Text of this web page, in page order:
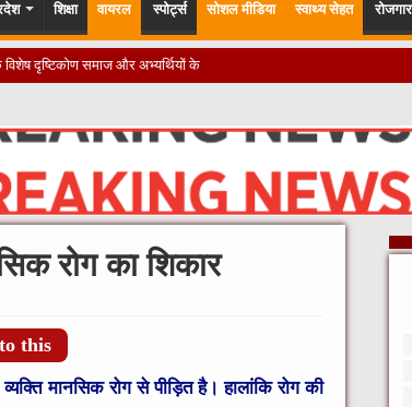
शिक्षा वायरल स्पोर्ट्स सोशल मीडिया स्वाथ्य सेहत रोजगार
रोग का शिकार
this
मानसिक रोग से पीड़ित है। हालांकि रोग की